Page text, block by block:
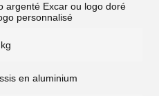
argenté Excar ou logo doré
personnalisé
en aluminium